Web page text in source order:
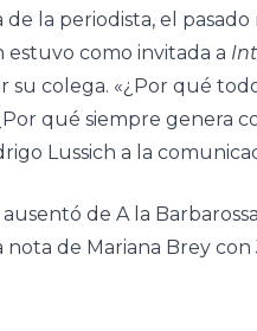
de la periodista, el
estuvo como invitada a
su colega. «¿Por qué
qué siempre genera
Lussich a la
ausentó de A la
nota de Mariana Brey con